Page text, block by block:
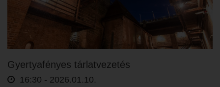
Gyertyafényes tárlatvezetés
16:30 - 2026.01.10.